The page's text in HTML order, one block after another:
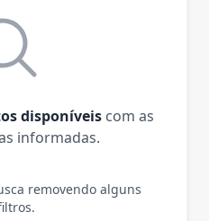
disponíveis com as
informadas.
removendo alguns